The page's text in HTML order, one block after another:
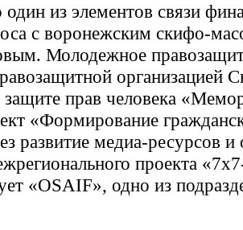
из элементов связи
с воронежским скифо-
Молодежное
организацией
прав человека
«Формирование
развитие медиа-ресурсов и
проекта
«OSAIF», одно из